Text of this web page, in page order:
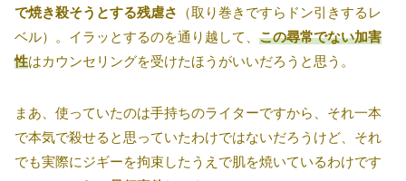
で焼き殺そうとする残虐さ
（取り巻きですらドン引きするレ
ベル）。イラッとするのを通り越して、 この尋常でない加害
性はカウンセリングを受けたほうがいいだろうと思う。
まあ、使っていたのは手持ちのライターですから、それ一本
で本気で殺せると思っていたわけではないだろうけど、それ
でも実際にジギーを拘束したうえで肌を焼いているわけです